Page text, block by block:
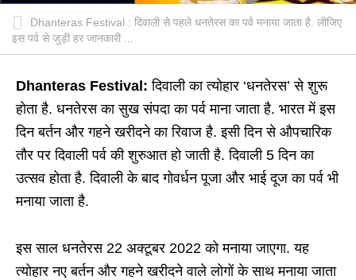
Dhanteras Festival : दिवाली से पहले धनतेरस का पर्व मनाया जाता है. लीजिए
इस पर्व से जुड़ी हर जानकारी ...
Dhanteras Festival:दिवाली का त्योहार ‘धनतेरस’ से शुरू
होता है. धनतेरस का सुख संपदा का पर्व माना जाता है. भारत में इस
दिन बर्तन और गहने खरीदने का रिवाज है. इसी दिन से औपचारिक
तौर पर दिवाली पर्व की शुरुआत हो जाती है. दिवाली 5 दिन का
उत्सव होता है. दिवाली के बाद गोवर्धन पूजा और भाई दूज का पर्व भी
मनाया जाता है.
इस साल धनतेरस 22 अक्टूबर 2022 को मनाया जाएगा. यह
त्योहार नए बर्तन और गहने खरीदने वाले लोगों के साथ मनाया जाता